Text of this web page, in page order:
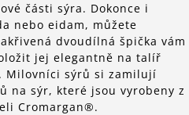
části sýra. Dokonce i
nebo eidam, můžete
dvoudílná špička vám
jej elegantně na talíř
Milovníci sýrů si zamilují
na sýr, které jsou vyrobeny z
Cromargan®.